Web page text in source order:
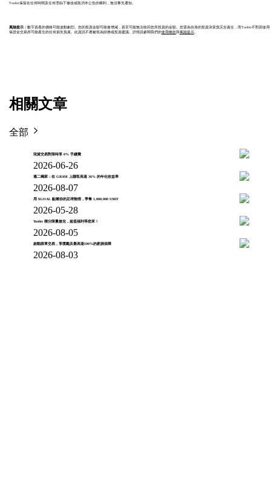
Toobit保留在任何時間及任何理由下修改或取消本公告的權利，無須事先通知。
風險提示： 數字資產的價格可能波動劇烈。您的投資金額可能會增減，甚至可能無法收回您所投資的金額。您需為自身的投資決策負完全責任，而Toobit不對因使用
保證金交易所可能產生的任何損失負責。此資訊不應被視為財務或投資建議。詳情請參閱我們的使用條款與風險提示。
相關文章
全部
現貨交易對限時享 0% 手續費
2026-06-26
週二獨家：在 GRAM 上賺取高達 36% 的年化收益率
2026-08-07
用 $GOAL 點燃你的足球熱情，爭奪 1,000,000 USDT
2026-05-28
Toobit 積分限量搶兌，超值福利等您來！
2026-08-05
啟動跟單交易，享獎勵及最高達100%的虧損保障
2026-08-03